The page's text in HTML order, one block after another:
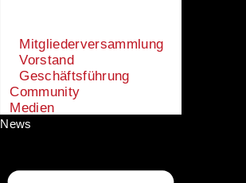
Mitgliederversammlung
Vorstand
Geschäftsführung
Community
Medien
News